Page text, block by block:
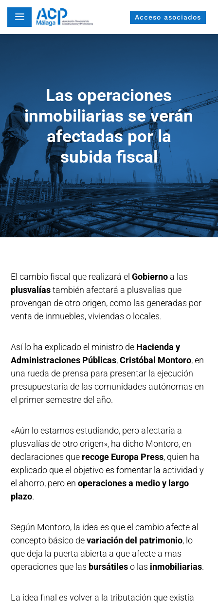
a Acceso asociados
Las operaciones
inmobiliarias se verán
afectadas por la
subida fiscal
El cambio fiscal que realizará elGobierno a las
plusvalíastambién afectará a plusvalías que
provengan de otro origen, como las generadas por
venta de inmuebles, viviendas o locales.
Así lo ha explicado el ministro de Hacienda y
Administraciones Públicas,Cristóbal Montoro, en
una rueda de prensa para presentar la ejecución
presupuestaria de las comunidades autónomas en
el primer semestre del año.
«Aún lo estamos estudiando, pero afectaría a
plusvalías de otro origen», ha dicho Montoro, en
declaraciones que recoge Europa Press, quien ha
explicado que el objetivo es fomentar la actividad y
el ahorro, pero enoperaciones a medio y largo
plazo.
Según Montoro, la idea es que el cambio afecte al
concepto básico devariación del patrimonio, lo
que deja la puerta abierta a que afecte a mas
operaciones que las bursátileso las inmobiliarias.
La idea final es volver a la tributación que existía